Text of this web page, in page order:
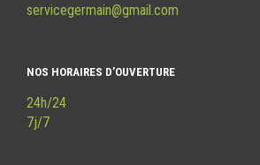
servicegermain@gmail.com
NOS HORAIRES D’OUVERTURE
24h/24
7j/7